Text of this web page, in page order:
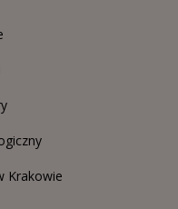
Krakowie